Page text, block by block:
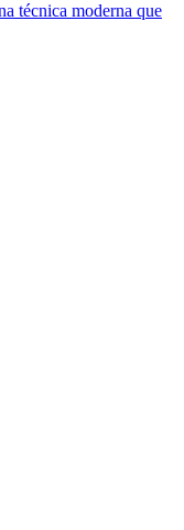
técnica moderna que